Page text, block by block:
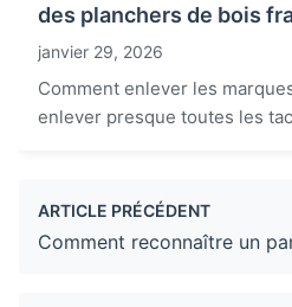
des planchers de bois
janvier 29, 2026
Comment enlever les
enlever presque toutes les
ARTICLE PRÉCÉDENT
Comment reconnaître un